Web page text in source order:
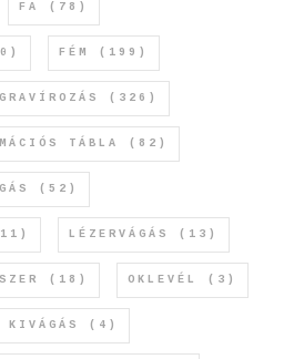
FA (78)
FÉM (199)
GRAVÍROZÁS (326)
TÁBLA (82)
(52)
LÉZERVÁGÁS (13)
(18) OKLEVÉL (3)
KIVÁGÁS (4)